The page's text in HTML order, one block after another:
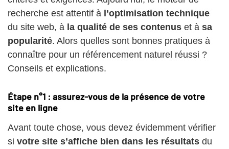
recherche est attentif à l’optimisation technique
du site web, à la qualité de ses contenus et à sa
popularité. Alors quelles sont bonnes pratiques à
connaître pour un référencement naturel réussi ?
Conseils et explications.
Étape n°1 : assurez-vous de la présence de votre
site en ligne
Avant toute chose, vous devez évidemment vérifier
si votre site s’affiche bien dans les résultats du